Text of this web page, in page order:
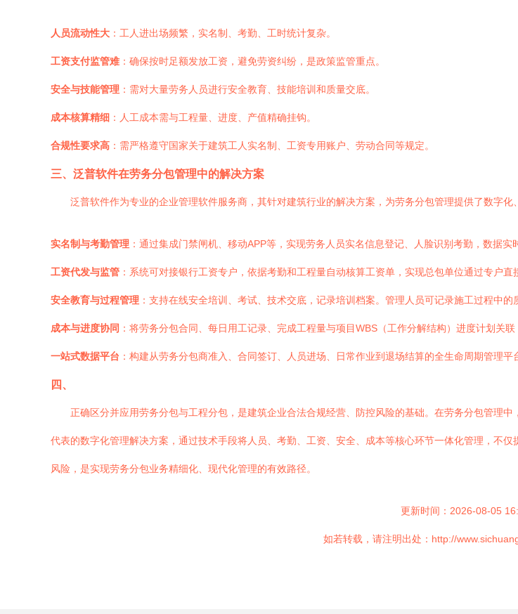
人员流动性大 ：工人进出场频繁，实名制、考勤、工时统计复杂。
工资支付监管难 ：确保按时足额发放工资，避免劳资纠纷，是政策监管重点。
安全与技能管理 ：需对大量劳务人员进行安全教育、技能培训和质量交底。
成本核算精细 ：人工成本需与工程量、进度、产值精确挂钩。
合规性要求高 ：需严格遵守国家关于建筑工人实名制、工资专用账户、劳动合同等规定。
三、泛普软件在劳务分包管理中的解决方案
泛普软件作为专业的企业管理软件服务商，其针对建筑行业的解决方案，为劳务分包管理提供了数字化
实名制与考勤管理 ：通过集成门禁闸机、移动APP等，实现劳务人员实名信息登记、人脸识别考勤，数据实
工资代发与监管 ：系统可对接银行工资专户，依据考勤和工程量自动核算工资单，实现总包单位通过专户
安全教育与过程管理 ：支持在线安全培训、考试、技术交底，记录培训档案。管理人员可记录施工过程中的
成本与进度协同 ：将劳务分包合同、每日用工记录、完成工程量与项目WBS（工作分解结构）进度计划关
一站式数据平台 ：构建从劳务分包商准入、合同签订、人员进场、日常作业到退场结算的全生命周期管理
四、
正确区分并应用劳务分包与工程分包，是建筑企业合法合规经营、防控风险的基础。在劳务分包管理
代表的数字化管理解决方案，通过技术手段将人员、考勤、工资、安全、成本等核心环节一体化管理，不
风险，是实现劳务分包业务精细化、现代化管理的有效路径。
更新时间：2026-08-05
如若转载，请注明出处：http://